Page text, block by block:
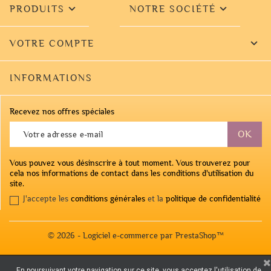
PRODUITS  NOTRE SOCIÉTÉ 
VOTRE COMPTE 
INFORMATIONS
Recevez nos offres spéciales
Vous pouvez vous désinscrire à tout moment. Vous trouverez pour
cela nos informations de contact dans les conditions d'utilisation du
site.
J'accepte les conditions générales et la politique de confidentialité
© 2026 - Logiciel e-commerce par PrestaShop™